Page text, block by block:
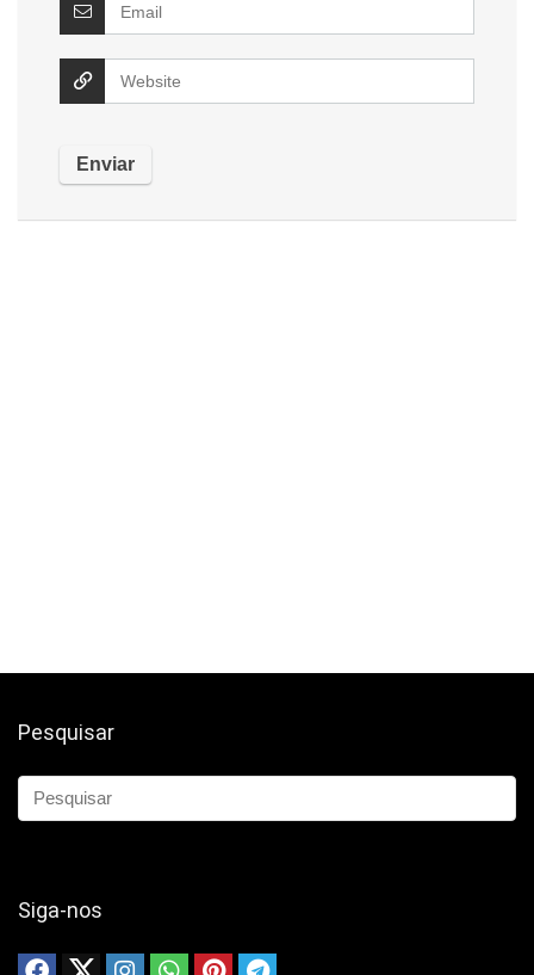
Pesquisar
Siga-nos